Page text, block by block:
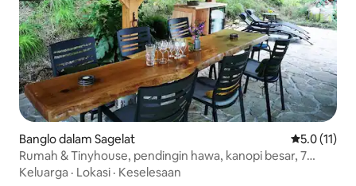
Banglo dalam Sagelat Penarafan
5.0 (11)
Rumah & Tinyhouse, pendingin hawa, kanopi besar, 7
orang
Keluarga · Lokasi · Keselesaan